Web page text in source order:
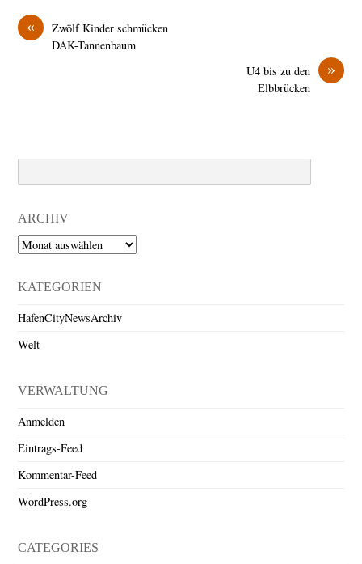
«
Zwölf Kinder schmücken
DAK-Tannenbaum
»
U4 bis zu den
Elbbrücken
ARCHIV
Archiv
KATEGORIEN
HafenCityNewsArchiv
Welt
VERWALTUNG
Anmelden
Eintrags-Feed
Kommentar-Feed
WordPress.org
CATEGORIES